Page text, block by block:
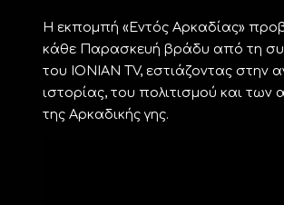
Η εκπομπή «Εντός Αρκαδίας»
κάθε Παρασκευή βράδυ από τη
του IONIAN TV, εστιάζοντας στην
ιστορίας, του πολιτισμού και
της Αρκαδικής γης.